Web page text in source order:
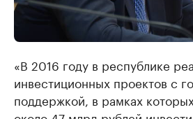
«В 2016 году в республике
инвестиционных проектов с
поддержкой, в рамках